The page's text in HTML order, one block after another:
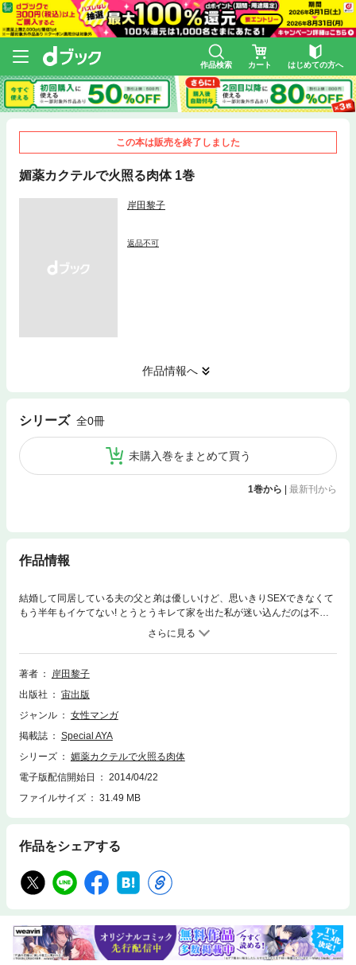
作品検索 カート はじめての方へ
この本は販売を終了しました
媚薬カクテルで火照る肉体 1巻
岸田黎子
返品不可
作品情報へ
シリーズ 全0冊
未購入巻をまとめて買う
1巻から 最新刊から
作品情報
結婚して同居している夫の父と弟は優しいけど、思いきりSEXできなくて
もう半年もイケてない! とうとうキレて家を出た私が迷い込んだのは不思
議なバー。そこでカクテルを飲むうちに、すっごくエッチな事態になっ
て…!?｢カクテルは“X・Y・Z”｣｢あなたへのカード｣｢花言葉をあなたに｣｢林
檎は誘う｣
著者
岸田黎子
出版社
宙出版
ジャンル
女性マンガ
掲載誌
Special AYA
シリーズ
媚薬カクテルで火照る肉体
電子版配信開始日
2014/04/22
ファイルサイズ
31.49 MB
作品をシェアする